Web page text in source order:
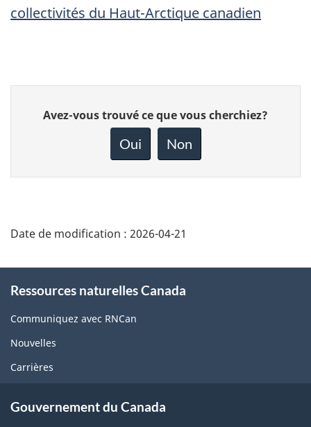
collectivités du Haut-Arctique canadien
Donnez
votre
page
Avez-vous trouvé ce que vous cherchiez?
Oui Non
Date de modification : 2026-04-21
this
site
Ressources naturelles Canada
Communiquez avec RNCan
Nouvelles
Carrières
Gouvernement du Canada